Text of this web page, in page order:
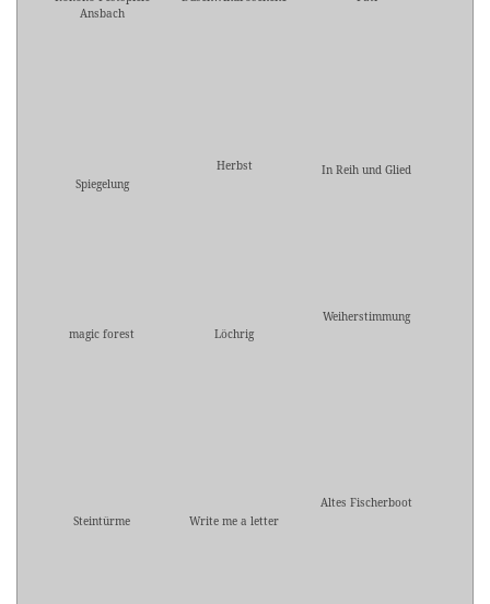
Ansbach
Spiegelung
Herbst In Reih und Glied
magic forest Löchrig
Weiherstimmung
Steintürme Write me a letter
Altes Fischerboot